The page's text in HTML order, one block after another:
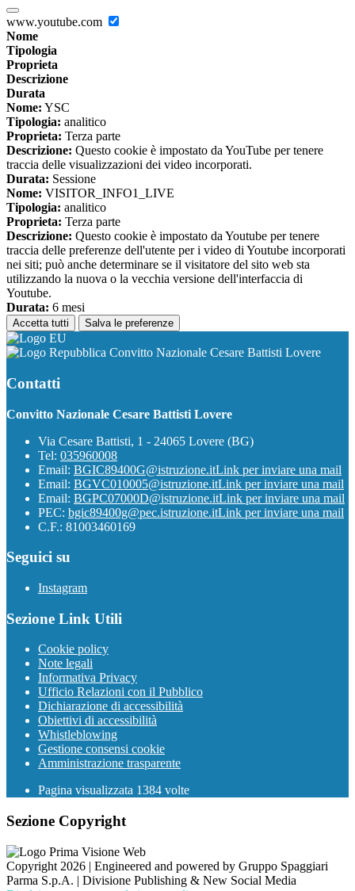
www.youtube.com
Nome
Tipologia
Proprieta
Descrizione
Durata
Nome: YSC
Tipologia: analitico
Proprieta: Terza parte
Descrizione: Questo cookie è impostato da YouTube per tenere
traccia delle visualizzazioni dei video incorporati.
Durata: Sessione
Nome: VISITOR_INFO1_LIVE
Tipologia: analitico
Proprieta: Terza parte
Descrizione: Questo cookie è impostato da Youtube per tenere
traccia delle preferenze dell'utente per i video di Youtube incorporati
nei siti; può anche determinare se il visitatore del sito web sta
utilizzando la nuova o la vecchia versione dell'interfaccia di
Youtube.
Durata: 6 mesi
Accetta tutti Salva le preferenze
Convitto Nazionale Cesare Battisti Lovere
Contatti
Convitto Nazionale Cesare Battisti Lovere
Via Cesare Battisti, 1 - 24065 Lovere (BG)
Tel: 035960008
Email: BGIC89400G@istruzione.itLink per inviare una mail
Email: BGVC010005@istruzione.itLink per inviare una mail
Email: BGPC07000D@istruzione.itLink per inviare una mail
PEC: bgic89400g@pec.istruzione.itLink per inviare una mail
C.F.: 81003460169
Seguici su
Instagram
Sezione Link Utili
Cookie policy
Note legali
Informativa Privacy
Ufficio Relazioni con il Pubblico
Dichiarazione di accessibilità
Obiettivi di accessibilità
Whistleblowing
Gestione consensi cookie
Amministrazione trasparente
Pagina visualizzata 1384 volte
Sezione Copyright
Copyright 2026 | Engineered and powered by Gruppo Spaggiari
Parma S.p.A. | Divisione Publishing & New Social Media